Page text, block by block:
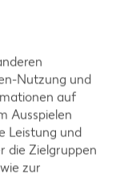
Smoothie-
Bowle-
Cocktail-
Avocado-
Nutzung und
auf
Ausspielen
Leistung und
die Zielgruppen
zur